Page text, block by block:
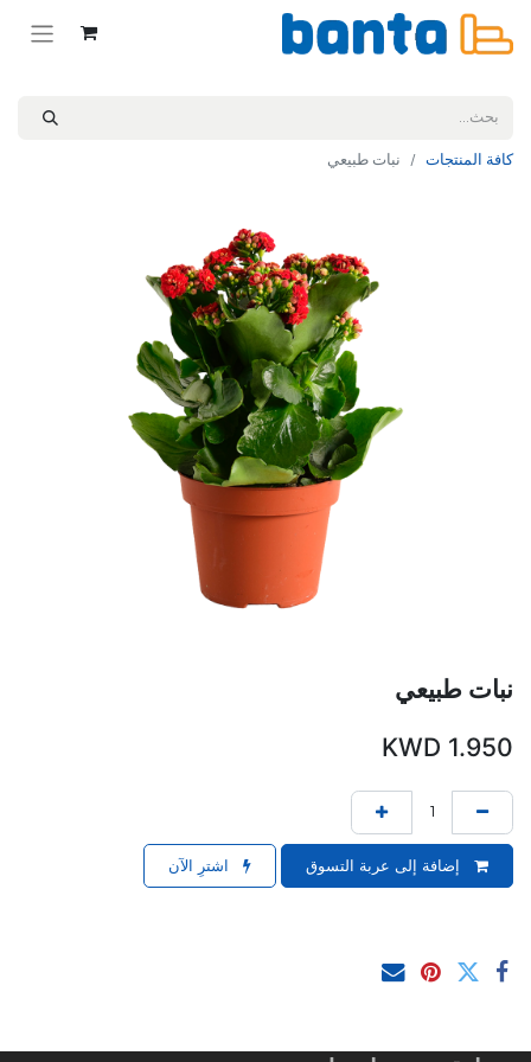
كافة المنتجات نبات طبيعي
نبات طبيعي
1.950
إضافة إلى عربة التسوق اشترِ الآن